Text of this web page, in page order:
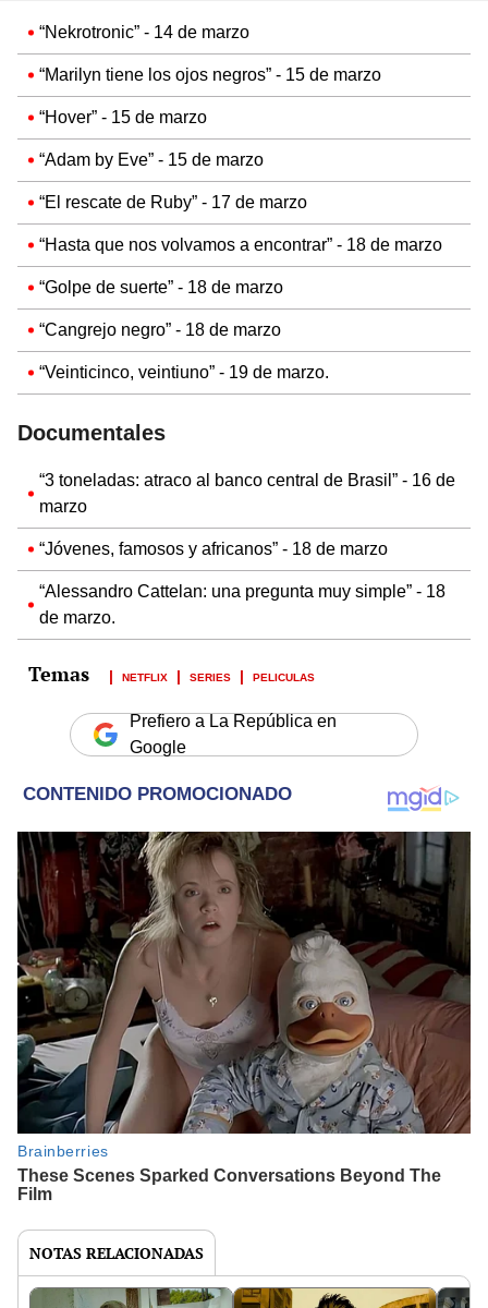
“Nekrotronic” - 14 de marzo
“Marilyn tiene los ojos negros” - 15 de marzo
“Hover” - 15 de marzo
“Adam by Eve” - 15 de marzo
“El rescate de Ruby” - 17 de marzo
“Hasta que nos volvamos a encontrar” - 18 de marzo
“Golpe de suerte” - 18 de marzo
“Cangrejo negro” - 18 de marzo
“Veinticinco, veintiuno” - 19 de marzo.
Documentales
“3 toneladas: atraco al banco central de Brasil” - 16 de
marzo
“Jóvenes, famosos y africanos” - 18 de marzo
“Alessandro Cattelan: una pregunta muy simple” - 18
de marzo.
NETFLIX SERIES PELICULAS
Prefiero a La República en
Google
NOTAS RELACIONADAS